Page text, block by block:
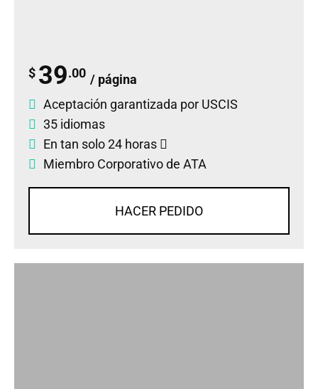
$ 39.00 / página
Aceptación garantizada por USCIS
35 idiomas
En tan solo 24 horas
Miembro Corporativo de ATA
HACER PEDIDO